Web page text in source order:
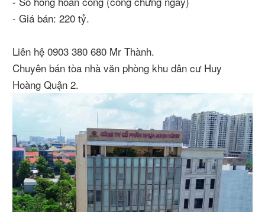
- Giá bán: 220 tỷ.
Liên hệ 0903 380 680 Mr Thành.
Chuyên bán tòa nhà văn phòng khu dân cư Huy
Hoàng Quận 2.